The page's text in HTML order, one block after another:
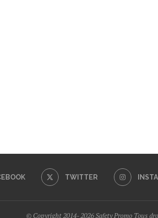
TWITTER
© Copyright 2014- 2026 Safety Promo Tous